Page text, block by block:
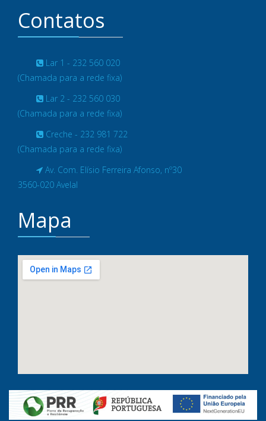
Contatos
Lar 1 - 232 560 020
(Chamada para a rede fixa)
Lar 2 - 232 560 030
(Chamada para a rede fixa)
Creche - 232 981 722
(Chamada para a rede fixa)
Av. Com. Elísio Ferreira Afonso, nº30
3560-020 Avelal
Mapa